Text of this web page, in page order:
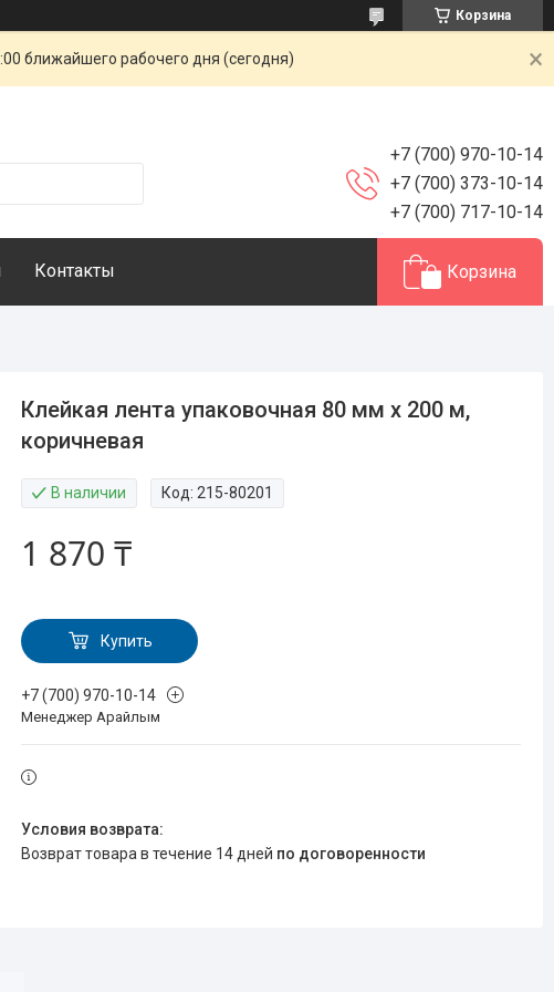
Корзина
ближайшего рабочего дня (сегодня)
+7 (700) 970-10-14
+7 (700) 373-10-14
+7 (700) 717-10-14
Контакты Корзина
Клейкая лента упаковочная 80 мм х 200 м,
коричневая
В наличии Код: 215-80201
1 870 ₸
Купить
+7 (700) 970-10-14
Менеджер Арайлым
возврат товара в течение 14 дней по договоренности